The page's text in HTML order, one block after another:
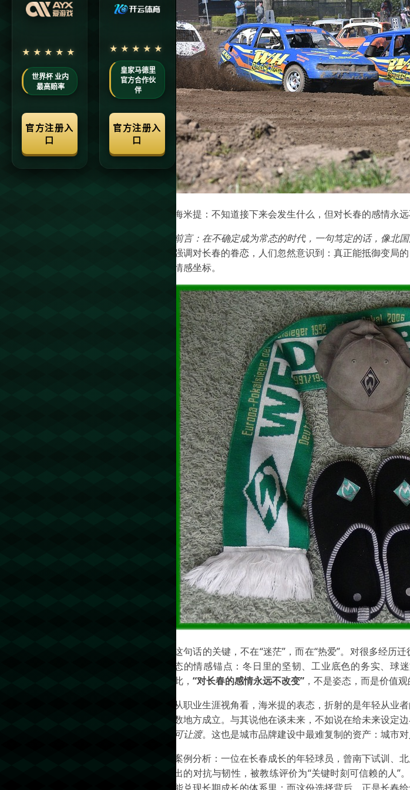
海米提：不知道接下来会发生什么，但对长春的感情永
前言：在不确定成为常态的时代，一句笃定的话，像北国
强调对长春的眷恋，人们忽然意识到：真正能抵御变局
情感坐标。
这句话的关键，不在“迷茫”，而在“热爱”。对很多经历
态的情感锚点：冬日里的坚韧、工业底色的务实、球
此， “对长春的感情永远不改变” ，不是姿态，而是价值观
从职业生涯视角看，海米提的表态，折射的是年轻从业
数地方成立。与其说他在谈未来，不如说在给未来设定
可让渡。这也是城市品牌建设中最难复制的资产：城市
案例分析：一位在长春成长的年轻球员，曾南下试训、
出的对抗与韧性，被教练评价为“关键时刻可信赖的人